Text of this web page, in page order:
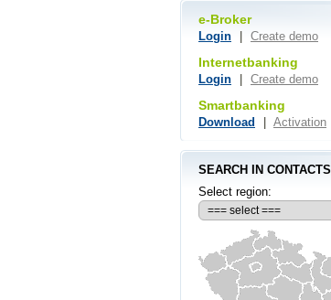
e-Broker
Login Create demo
Internetbanking
Login Create demo
Smartbanking
Download Activation
SEARCH IN CONTACTS
Select region: